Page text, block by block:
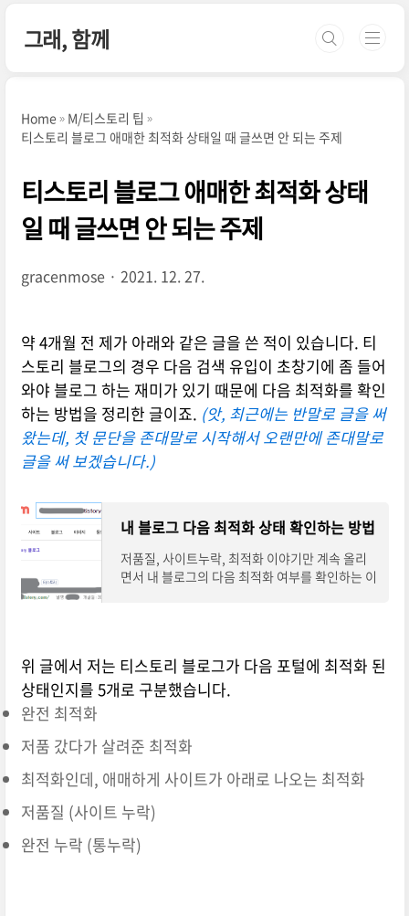
그래, 함께
Home
M/티스토리 팁
티스토리 블로그 애매한 최적화 상태일 때 글쓰면 안 되는 주제
티스토리 블로그 애매한 최적화 상태
일 때 글쓰면 안 되는 주제
gracenmose 2021. 12. 27.
약 4개월 전 제가 아래와 같은 글을 쓴 적이 있습니다. 티
스토리 블로그의 경우 다음 검색 유입이 초창기에 좀 들어
와야 블로그 하는 재미가 있기 때문에 다음 최적화를 확인
하는 방법을 정리한 글이죠. (앗, 최근에는 반말로 글을 써
왔는데, 첫 문단을 존대말로 시작해서 오랜만에 존대말로
글을 써 보겠습니다.)
내 블로그 다음 최적화 상태 확인하는 방법
저품질, 사이트누락, 최적화 이야기만 계속 올리
면서 내 블로그의 다음 최적화 여부를 확인하는 이
위 글에서 저는 티스토리 블로그가 다음 포털에 최적화 된
상태인지를 5개로 구분했습니다.
완전 최적화
저품 갔다가 살려준 최적화
최적화인데, 애매하게 사이트가 아래로 나오는 최적화
저품질 (사이트 누락)
완전 누락 (통누락)